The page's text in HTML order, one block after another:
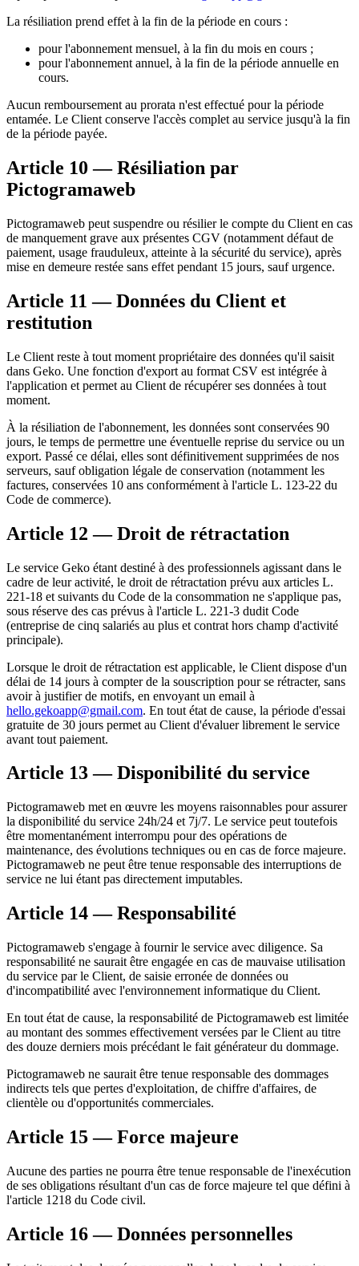
La résiliation prend effet à la fin de la période en cours :
pour l'abonnement mensuel, à la fin du mois en cours ;
pour l'abonnement annuel, à la fin de la période annuelle en
cours.
Aucun remboursement au prorata n'est effectué pour la période
entamée. Le Client conserve l'accès complet au service jusqu'à la fin
de la période payée.
Article 10 — Résiliation par
Pictogramaweb
Pictogramaweb peut suspendre ou résilier le compte du Client en cas
de manquement grave aux présentes CGV (notamment défaut de
paiement, usage frauduleux, atteinte à la sécurité du service), après
mise en demeure restée sans effet pendant 15 jours, sauf urgence.
Article 11 — Données du Client et
restitution
Le Client reste à tout moment propriétaire des données qu'il saisit
dans Geko. Une fonction d'export au format CSV est intégrée à
l'application et permet au Client de récupérer ses données à tout
moment.
À la résiliation de l'abonnement, les données sont conservées 90
jours, le temps de permettre une éventuelle reprise du service ou un
export. Passé ce délai, elles sont définitivement supprimées de nos
serveurs, sauf obligation légale de conservation (notamment les
factures, conservées 10 ans conformément à l'article L. 123-22 du
Code de commerce).
Article 12 — Droit de rétractation
Le service Geko étant destiné à des professionnels agissant dans le
cadre de leur activité, le droit de rétractation prévu aux articles L.
221-18 et suivants du Code de la consommation ne s'applique pas,
sous réserve des cas prévus à l'article L. 221-3 dudit Code
(entreprise de cinq salariés au plus et contrat hors champ d'activité
principale).
Lorsque le droit de rétractation est applicable, le Client dispose d'un
délai de 14 jours à compter de la souscription pour se rétracter, sans
avoir à justifier de motifs, en envoyant un email à
hello.gekoapp@gmail.com. En tout état de cause, la période d'essai
gratuite de 30 jours permet au Client d'évaluer librement le service
avant tout paiement.
Article 13 — Disponibilité du service
Pictogramaweb met en œuvre les moyens raisonnables pour assurer
la disponibilité du service 24h/24 et 7j/7. Le service peut toutefois
être momentanément interrompu pour des opérations de
maintenance, des évolutions techniques ou en cas de force majeure.
Pictogramaweb ne peut être tenue responsable des interruptions de
service ne lui étant pas directement imputables.
Article 14 — Responsabilité
Pictogramaweb s'engage à fournir le service avec diligence. Sa
responsabilité ne saurait être engagée en cas de mauvaise utilisation
du service par le Client, de saisie erronée de données ou
d'incompatibilité avec l'environnement informatique du Client.
En tout état de cause, la responsabilité de Pictogramaweb est limitée
au montant des sommes effectivement versées par le Client au titre
des douze derniers mois précédant le fait générateur du dommage.
Pictogramaweb ne saurait être tenue responsable des dommages
indirects tels que pertes d'exploitation, de chiffre d'affaires, de
clientèle ou d'opportunités commerciales.
Article 15 — Force majeure
Aucune des parties ne pourra être tenue responsable de l'inexécution
de ses obligations résultant d'un cas de force majeure tel que défini à
l'article 1218 du Code civil.
Article 16 — Données personnelles